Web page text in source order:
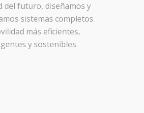
del futuro, diseñamos y
sistemas completos
más eficientes,
y sostenibles